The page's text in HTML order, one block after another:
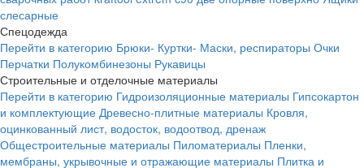
слесарные
Спецодежда
Перейти в категорию Брюки- Куртки- Маски, респираторы Очки
Перчатки Полукомбинезоны Рукавицы
Строительные и отделочные материалы
Перейти в категорию Гидроизоляционные материалы Гипсокартон
и комплектующие Древесно-плитные материалы Кровля,
оцинкованный лист, водосток, водоотвод, дренаж
Общестроительные материалы Пиломатериалы Пленки,
мембраны, укрывочные и отражающие материалы Плитка и